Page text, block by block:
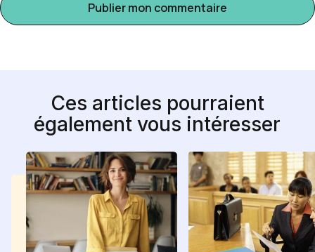
Ces articles pourraient
également vous intéresser